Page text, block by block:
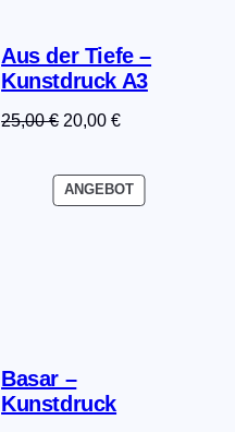
Aus der Tiefe –
Kunstdruck A3
25,00€ Ursprünglicher
war:
25,00 €
20,00€Aktueller
ist:
20,00 €.
ANGEBOTPRODUKT
IM
Basar –
Kunstdruck